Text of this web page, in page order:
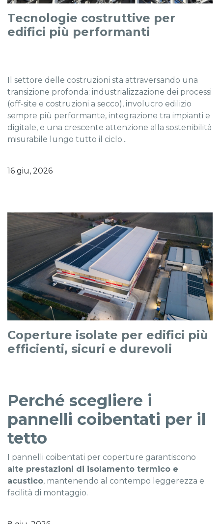
Tecnologie costruttive per
edifici più performanti
Il settore delle costruzioni sta attraversando una
transizione profonda: industrializzazione dei processi
(off-site e costruzioni a secco), involucro edilizio
sempre più performante, integrazione tra impianti e
digitale, e una crescente attenzione alla sostenibilità
misurabile lungo tutto il ciclo...
16 giu, 2026
Coperture isolate per edifici più
efficienti, sicuri e durevoli
Perché scegliere i
pannelli coibentati per il
tetto
I pannelli coibentati per coperture garantiscono
alte prestazioni di isolamento termico e
acustico, mantenendo al contempo leggerezza e
facilità di montaggio.